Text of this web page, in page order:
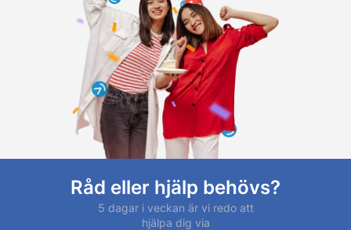
Råd eller hjälp behövs?
5 dagar i veckan är vi redo att
hjälpa dig via